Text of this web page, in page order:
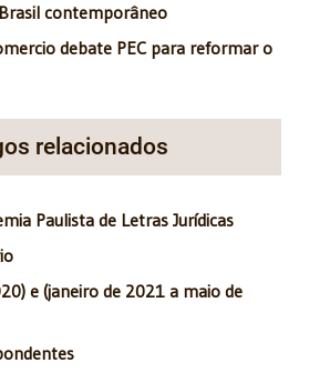
contemporâneo
debate PEC para reformar o
relacionados
Paulista de Letras Jurídicas
e (janeiro de 2021 a maio de